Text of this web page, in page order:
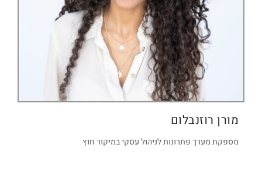
מורן רוזנבלום
מספקת מערך פתרונות לניהול עסקי במיקור חוץ